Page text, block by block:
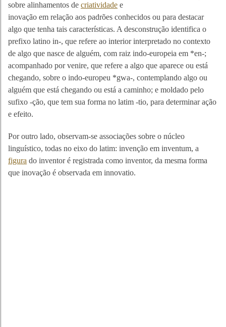
sobre alinhamentos de criatividade e
inovação em relação aos padrões conhecidos ou para destacar
algo que tenha tais características. A desconstrução identifica o
prefixo latino in-, que refere ao interior interpretado no contexto
de algo que nasce de alguém, com raiz indo-europeia em *en-;
acompanhado por venire, que refere a algo que aparece ou está
chegando, sobre o indo-europeu *gwa-, contemplando algo ou
alguém que está chegando ou está a caminho; e moldado pelo
sufixo -ção, que tem sua forma no latim -tio, para determinar ação
e efeito.
Por outro lado, observam-se associações sobre o núcleo
linguístico, todas no eixo do latim: invenção em inventum, a
figura do inventor é registrada como inventor, da mesma forma
que inovação é observada em innovatio.